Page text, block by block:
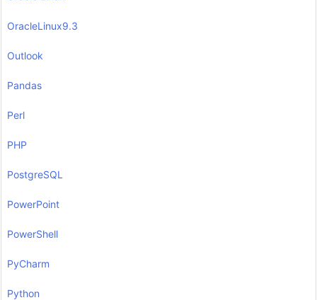
OracleLinux9.3
Outlook
Pandas
Perl
PHP
PostgreSQL
PowerPoint
PowerShell
PyCharm
Python